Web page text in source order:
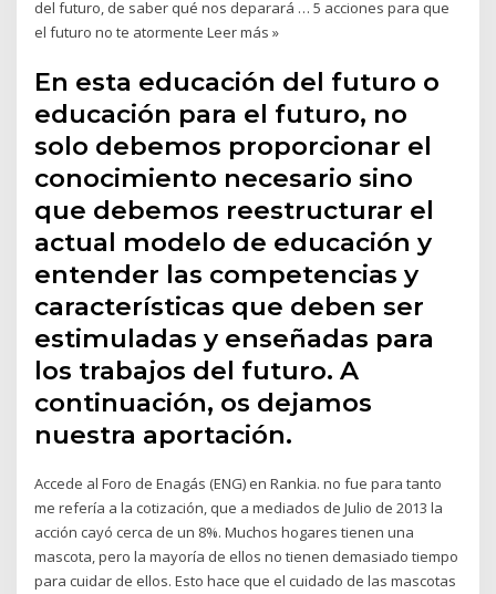
del futuro, de saber qué nos deparará … 5 acciones para que
el futuro no te atormente Leer más »
En esta educación del futuro o
educación para el futuro, no
solo debemos proporcionar el
conocimiento necesario sino
que debemos reestructurar el
actual modelo de educación y
entender las competencias y
características que deben ser
estimuladas y enseñadas para
los trabajos del futuro. A
continuación, os dejamos
nuestra aportación.
Accede al Foro de Enagás (ENG) en Rankia. no fue para tanto
me refería a la cotización, que a mediados de Julio de 2013 la
acción cayó cerca de un 8%. Muchos hogares tienen una
mascota, pero la mayoría de ellos no tienen demasiado tiempo
para cuidar de ellos. Esto hace que el cuidado de las mascotas